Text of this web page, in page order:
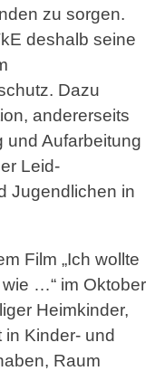
zu sorgen.
deshalb seine
Dazu
andererseits
und Aufarbeitung
Leid-
Jugendlichen in
Film „Ich wollte
…“ im Oktober
Heimkinder,
Kinder- und
Raum